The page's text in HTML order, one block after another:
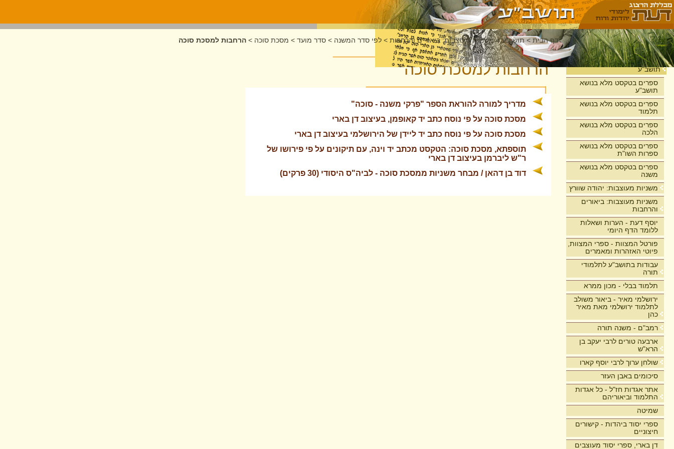
בית
תושב"ע
ספרים בטקסט מלא בנושא
תושב"ע
ספרים בטקסט מלא בנושא
תלמוד
ספרים בטקסט מלא בנושא
הלכה
ספרים בטקסט מלא בנושא
ספרות השו"ת
ספרים בטקסט מלא בנושא
משנה
משניות מעוצבות: יהודה שוורץ
משניות מעוצבות: ביאורים
והרחבות
יוסף דעת - הערות ושאלות
ללומד הדף היומי
פורטל המצוות - ספרי המצוות,
פיוטי האזהרות ומאמרים
עבודות בתושב"ע לתלמודי
תורה
תלמוד בבלי - מכון ממרא
ירושלמי מאיר - ביאור משולב
לתלמוד ירושלמי מאת מאיר
כהן
רמב"ם - משנה תורה
ארבעה טורים לרבי יעקב בן
הרא"ש
שולחן ערוך לרבי יוסף קארו
סיכומים באבן העזר
אתר אגדות חז"ל - כל אגדות
התלמוד וביאוריהם
שמיטה
ספרי יסוד ביהדות - קישורים
חיצוניים
דן בארי, ספרי יסוד מעוצבים
דף הבית >תושב"ע >משניות מעוצבות: ביאורים והרחבות > לפי סדר המשנה > סדר מועד > מסכת סוכה > הרחבות למסכת סוכה
הרחבות למסכת סוכה
מדריך למורה להוראת הספר "פרקי משנה - סוכה"
מסכת סוכה על פי נוסח כתב יד קאופמן, בעיצוב דן בארי
מסכת סוכה על פי נוסח כתב יד ליידן של הירושלמי בעיצוב דן בארי
תוספתא, מסכת סוכה: הטקסט מכתב יד וינה, עם תיקונים על פי פירושו של
ר"ש ליברמן בעיצוב דן בארי
דוד בן דהאן / מבחר משניות ממסכת סוכה - לביה"ס היסודי (30 פרקים)